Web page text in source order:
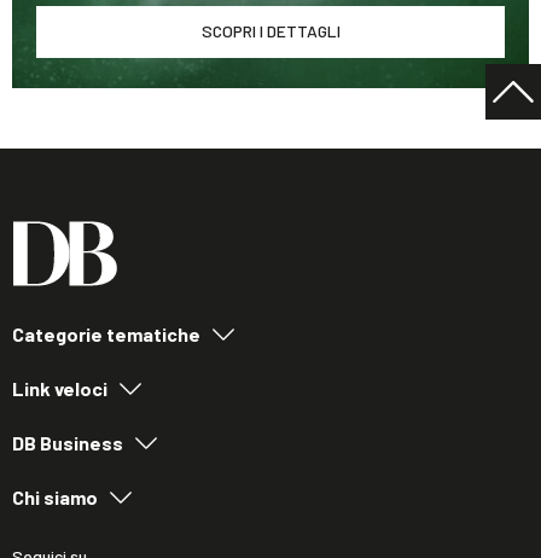
SCOPRI I DETTAGLI
Categorie tematiche
Link veloci
DB Business
Chi siamo